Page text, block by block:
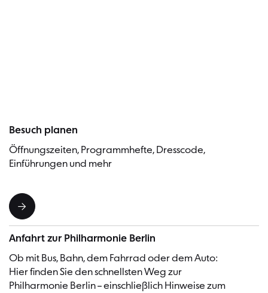
Besuch planen
Öffnungszeiten, Programmhefte, Dresscode,
Einführungen und mehr
Anfahrt zur Philharmonie Berlin
Ob mit Bus, Bahn, dem Fahrrad oder dem Auto:
Hier finden Sie den schnellsten Weg zur
Philharmonie Berlin – einschließlich Hinweise zum